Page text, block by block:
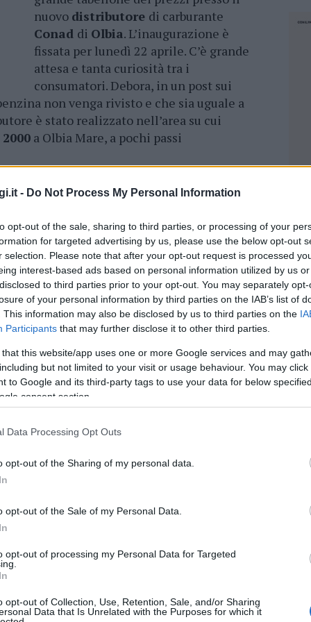
- Do Not Process My Personal Information
opt-out of the sale, sharing to third parties, or processing of your
for targeted advertising by us, please use the below opt-out
selection. Please note that after your opt-out request is processed
interest-based ads based on personal information utilized by us
to third parties prior to your opt-out. You may separately
of your personal information by third parties on the IAB’s list of
This information may also be disclosed by us to third parties on the
Participants that may further disclose it to other third parties.
that this website/app uses one or more Google services and may
but not limited to your visit or usage behaviour. You may
to Google and its third-party tags to use your data for below
consent section.
Data Processing Opt Outs
opt-out of the Sharing of my personal data.
opt-out of the Sale of my Personal Data.
opt-out of processing my Personal Data for Targeted
opt-out of Collection, Use, Retention, Sale, and/or Sharing
Data that Is Unrelated with the Purposes for which it
nuovo distributore di carburante
Conad di Olbia. L’inaugurazione è
fissata per lunedì 22 aprile. C’è grande
attesa e tanta curiosità tra i
consumatori. Debora, in un post sui
non venga rivisto e che sia uguale a
è stato realizzato nell’area su cui
a Olbia Mare, a pochi passi
i distributori che costano meno a Olbia
rispetto agli altri gestori, dal momento che
non legate alle tradizionali compagnie
utilizza una “filiera corta”
petrolifere ma riducendo i vari
mantenendo sempre un controllo
nel rispetto delle normative. Si potrà quindi
punto vendita diOlbia Marecon la
già succede negli altri impianti presenti in
. Sono 48 gli impianti attivi in tutta Italia.
in ben 38 province italiane.
nella sezione